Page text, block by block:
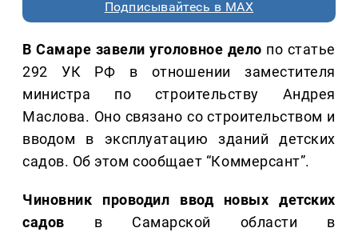
Подписывайтесь в MAX
В Самаре завели уголовное дело по статье
292 УК РФ в отношении заместителя
министра по строительству Андрея
Маслова. Оно связано со строительством и
вводом в эксплуатацию зданий детских
садов. Об этом сообщает “Коммерсант”.
Чиновник проводил ввод новых детских
садов в Самарской области в